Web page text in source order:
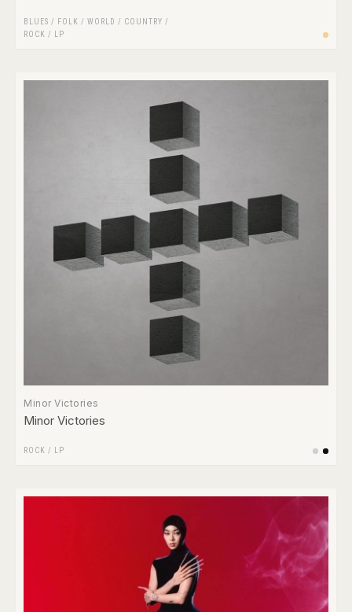
BLUES / FOLK / WORLD / COUNTRY /
ROCK / LP
Minor Victories
Minor Victories
ROCK / LP